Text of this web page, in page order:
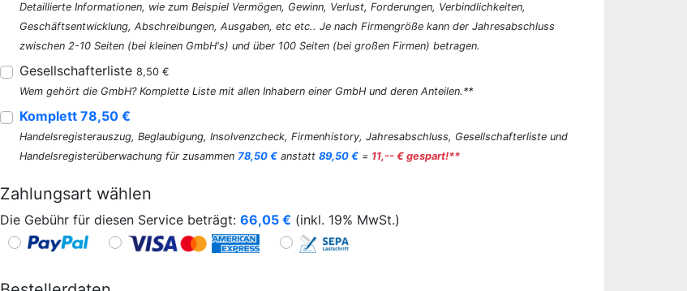
Detaillierte Informationen, wie zum Beispiel Vermögen, Gewinn, Verlust, Forderungen, Verbindlichkeiten,
Geschäftsentwicklung, Abschreibungen, Ausgaben, etc etc.. Je nach Firmengröße kann der Jahresabschluss
zwischen 2-10 Seiten (bei kleinen GmbH's) und über 100 Seiten (bei großen Firmen) betragen.
Gesellschafterliste 8,50 €
Wem gehört die GmbH? Komplette Liste mit allen Inhabern einer GmbH und deren Anteilen.**
Komplett 78,50 €
Handelsregisterauszug, Beglaubigung, Insolvenzcheck, Firmenhistory, Jahresabschluss, Gesellschafterliste und
Handelsregisterüberwachung für zusammen 78,50 € anstatt 89,50 € = 11,-- € gespart!**
Zahlungsart wählen
Die Gebühr für diesen Service beträgt: 66,05 € (inkl. 19% MwSt.)